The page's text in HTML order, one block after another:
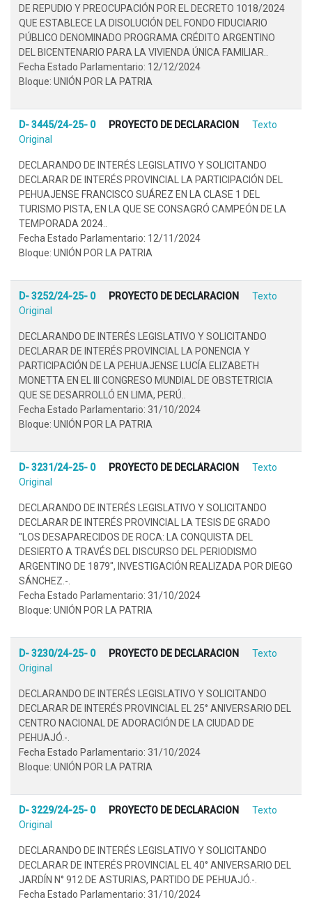
DE REPUDIO Y PREOCUPACIÓN POR EL DECRETO 1018/2024
QUE ESTABLECE LA DISOLUCIÓN DEL FONDO FIDUCIARIO
PÚBLICO DENOMINADO PROGRAMA CRÉDITO ARGENTINO
DEL BICENTENARIO PARA LA VIVIENDA ÚNICA FAMILIAR..
Fecha Estado Parlamentario: 12/12/2024
Bloque: UNIÓN POR LA PATRIA
D- 3445/24-25- 0 PROYECTO DE DECLARACION
Texto
Original
DECLARANDO DE INTERÉS LEGISLATIVO Y SOLICITANDO
DECLARAR DE INTERÉS PROVINCIAL LA PARTICIPACIÓN DEL
PEHUAJENSE FRANCISCO SUÁREZ EN LA CLASE 1 DEL
TURISMO PISTA, EN LA QUE SE CONSAGRÓ CAMPEÓN DE LA
TEMPORADA 2024..
Fecha Estado Parlamentario: 12/11/2024
Bloque: UNIÓN POR LA PATRIA
D- 3252/24-25- 0 PROYECTO DE DECLARACION
Texto
Original
DECLARANDO DE INTERÉS LEGISLATIVO Y SOLICITANDO
DECLARAR DE INTERÉS PROVINCIAL LA PONENCIA Y
PARTICIPACIÓN DE LA PEHUAJENSE LUCÍA ELIZABETH
MONETTA EN EL III CONGRESO MUNDIAL DE OBSTETRICIA
QUE SE DESARROLLÓ EN LIMA, PERÚ..
Fecha Estado Parlamentario: 31/10/2024
Bloque: UNIÓN POR LA PATRIA
D- 3231/24-25- 0 PROYECTO DE DECLARACION
Texto
Original
DECLARANDO DE INTERÉS LEGISLATIVO Y SOLICITANDO
DECLARAR DE INTERÉS PROVINCIAL LA TESIS DE GRADO
"LOS DESAPARECIDOS DE ROCA: LA CONQUISTA DEL
DESIERTO A TRAVÉS DEL DISCURSO DEL PERIODISMO
ARGENTINO DE 1879", INVESTIGACIÓN REALIZADA POR DIEGO
SÁNCHEZ.-.
Fecha Estado Parlamentario: 31/10/2024
Bloque: UNIÓN POR LA PATRIA
D- 3230/24-25- 0 PROYECTO DE DECLARACION
Texto
Original
DECLARANDO DE INTERÉS LEGISLATIVO Y SOLICITANDO
DECLARAR DE INTERÉS PROVINCIAL EL 25° ANIVERSARIO DEL
CENTRO NACIONAL DE ADORACIÓN DE LA CIUDAD DE
PEHUAJÓ.-.
Fecha Estado Parlamentario: 31/10/2024
Bloque: UNIÓN POR LA PATRIA
D- 3229/24-25- 0 PROYECTO DE DECLARACION
Texto
Original
DECLARANDO DE INTERÉS LEGISLATIVO Y SOLICITANDO
DECLARAR DE INTERÉS PROVINCIAL EL 40° ANIVERSARIO DEL
JARDÍN N° 912 DE ASTURIAS, PARTIDO DE PEHUAJÓ.-.
Fecha Estado Parlamentario: 31/10/2024